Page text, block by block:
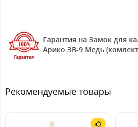
Гарантия на Замок для
Арико ЗВ-9 Медь
Рекомендуемые товары